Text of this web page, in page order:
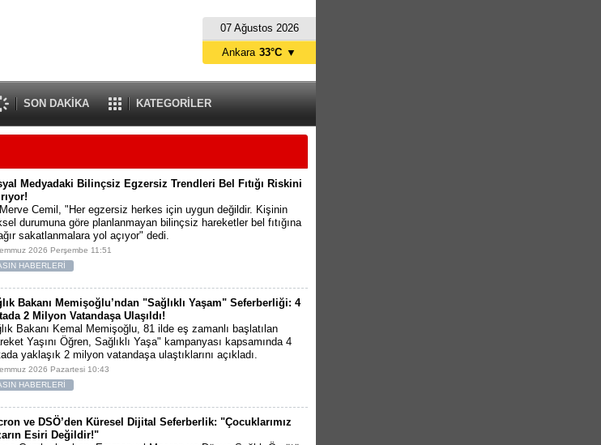
07 Ağustos 2026
SON DAKİKA KATEGORİLER
Ankara 33°C ▼
Medyadaki Bilinçsiz Egzersiz Trendleri Bel Fıtığı Riskini
Cemil, "Her egzersiz herkes için uygun değildir. Kişinin
durumuna göre planlanmayan bilinçsiz hareketler bel fıtığına
sakatlanmalara yol açıyor" dedi.
2026 Perşembe 11:51
HABERLERİ
Bakanı Memişoğlu’ndan "Sağlıklı Yaşam" Seferberliği: 4
2 Milyon Vatandaşa Ulaşıldı!
Bakanı Kemal Memişoğlu, 81 ilde eş zamanlı başlatılan
Yaşını Öğren, Sağlıklı Yaşa" kampanyası kapsamında 4
yaklaşık 2 milyon vatandaşa ulaştıklarını açıkladı.
2026 Pazartesi 10:43
HABERLERİ
ve DSÖ’den Küresel Dijital Seferberlik: "Çocuklarımız
Esiri Değildir!"